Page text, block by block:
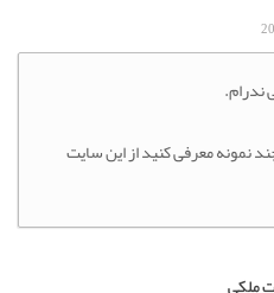
ندرام.
نمونه معرفی کنید از این سایت
ملکی